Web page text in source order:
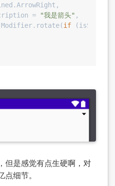
=
"我是箭头" ,
if
但是感觉有点生硬啊，对
细节。